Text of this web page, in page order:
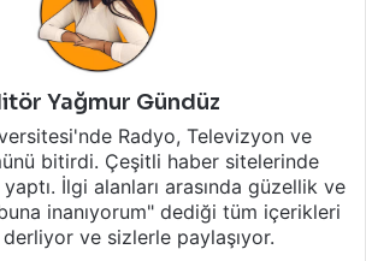
Yağmur Gündüz
Radyo, Televizyon ve
bitirdi. Çeşitli haber sitelerinde
İlgi alanları arasında güzellik ve
inanıyorum" dediği tüm içerikleri
ve sizlerle paylaşıyor.